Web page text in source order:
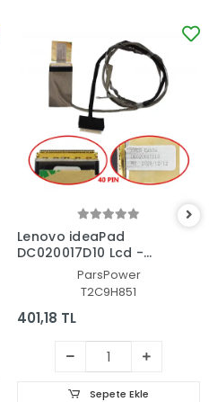
Lenovo ideaPad
DC020017D10 Lcd -
Ekran Data Flex Kablo
ParsPower
T2C9H851
401,18 TL
Sepete Ekle